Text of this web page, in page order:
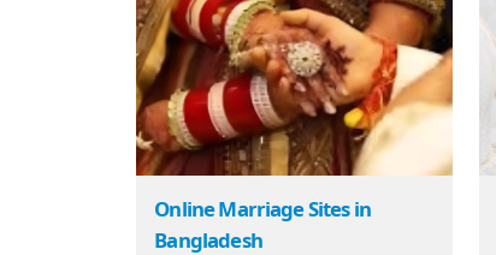
Online Marriage Sites in
Bangladesh